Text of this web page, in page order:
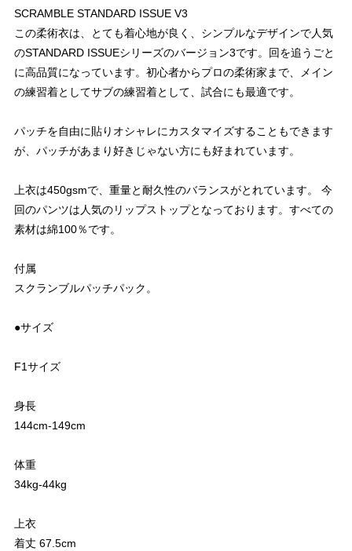
SCRAMBLE STANDARD ISSUE V3
この柔術衣は、とても着心地が良く、シンプルなデザインで人気
のSTANDARD ISSUEシリーズのバージョン3です。回を追うごと
に高品質になっています。初心者からプロの柔術家まで、メイン
の練習着としてサブの練習着として、試合にも最適です。
パッチを自由に貼りオシャレにカスタマイズすることもできます
が、パッチがあまり好きじゃない方にも好まれています。
上衣は450gsmで、重量と耐久性のバランスがとれています。 今
回のパンツは人気のリップストップとなっております。すべての
素材は綿100％です。
付属
スクランブルパッチパック。
●サイズ
F1サイズ
身長
144cm-149cm
体重
34kg-44kg
上衣
着丈 67.5cm